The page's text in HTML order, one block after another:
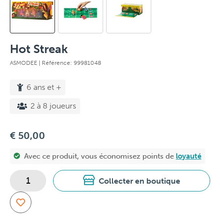
Hot Streak
ASMODEE | Référence: 99981048
6 ans et +
2 à 8 joueurs
€ 50,00
Avec ce produit, vous économisez points de loyauté
Collecter en boutique